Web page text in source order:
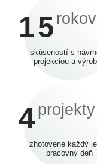
15 rokov
skúseností s
projekciou a
4 projekty
zhotovené každý
pracovný deň